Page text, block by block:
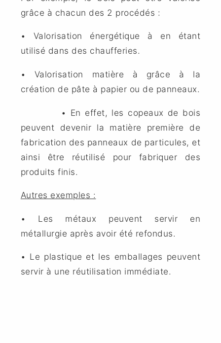
grâce à chacun des 2 procédés :
• Valorisation énergétique à en étant
utilisé dans des chaufferies.
• Valorisation matière à grâce à la
création de pâte à papier ou de panneaux.
• En effet, les copeaux de bois
peuvent devenir la matière première de
fabrication des panneaux de particules, et
ainsi être réutilisé pour fabriquer des
produits finis.
Autres exemples :
• Les métaux peuvent servir en
métallurgie après avoir été refondus.
• Le plastique et les emballages peuvent
servir à une réutilisation immédiate.